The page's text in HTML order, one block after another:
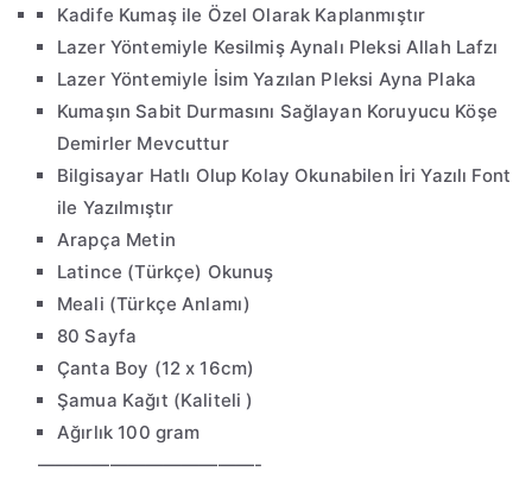
Kadife Kumaş ile Özel Olarak Kaplanmıştır
Lazer Yöntemiyle Kesilmiş Aynalı Pleksi Allah Lafzı
Lazer Yöntemiyle İsim Yazılan Pleksi Ayna Plaka
Kumaşın Sabit Durmasını Sağlayan Koruyucu Köşe
Demirler Mevcuttur
Bilgisayar Hatlı Olup Kolay Okunabilen İri Yazılı Font
ile Yazılmıştır
Arapça Metin
Latince (Türkçe) Okunuş
Meali (Türkçe Anlamı)
80 Sayfa
Çanta Boy (12 x 16cm)
Şamua Kağıt (Kaliteli )
Ağırlık 100 gram
————————————-